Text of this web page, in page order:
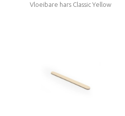
Vloeibare hars Classic Yellow